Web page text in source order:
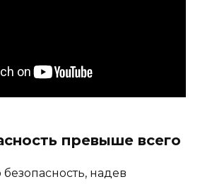
превыше всего
надев